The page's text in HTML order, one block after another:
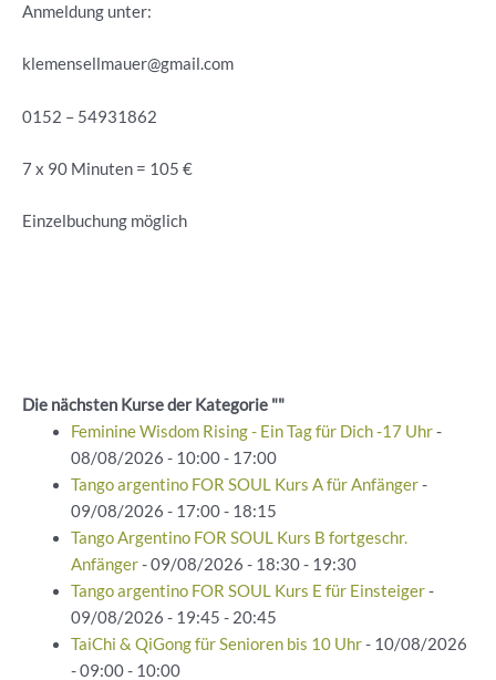
Anmeldung unter:
klemensellmauer@gmail.com
0152 – 54931862
7 x 90 Minuten = 105 €
Einzelbuchung möglich
Die nächsten Kurse der Kategorie ""
Feminine Wisdom Rising - Ein Tag für Dich -17 Uhr-
08/08/2026 - 10:00 - 17:00
Tango argentino FOR SOUL Kurs A für Anfänger-
09/08/2026 - 17:00 - 18:15
Tango Argentino FOR SOUL Kurs B fortgeschr.
Anfänger- 09/08/2026 - 18:30 - 19:30
Tango argentino FOR SOUL Kurs E für Einsteiger-
09/08/2026 - 19:45 - 20:45
TaiChi & QiGong für Senioren bis 10 Uhr- 10/08/2026
- 09:00 - 10:00